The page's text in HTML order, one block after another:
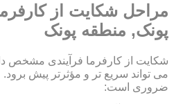
مراحل شکایت از
پونک, منطقه پونک
شکایت از کارفرما فرآیندی مشخص
می تواند سریع تر و مؤثرتر پیش
ضروری است: